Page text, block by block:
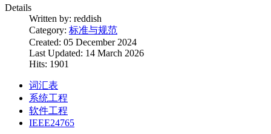
Details
Written by: reddish
Category: 标准与规范
Created: 05 December 2024
Last Updated: 14 March 2026
Hits: 1901
词汇表
系统工程
软件工程
IEEE24765